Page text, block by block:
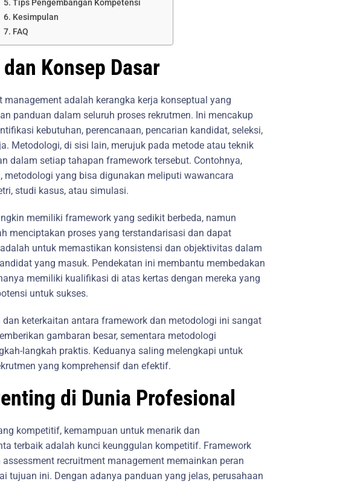
Tips Pengembangan Kompetensi
Kesimpulan
FAQ
Konsep Dasar
management adalah kerangka kerja konseptual yang
panduan dalam seluruh proses rekrutmen. Ini mencakup
kebutuhan, perencanaan, pencarian kandidat, seleksi,
Metodologi, di sisi lain, merujuk pada metode atau teknik
dalam setiap tahapan framework tersebut. Contohnya,
metodologi yang bisa digunakan meliputi wawancara
studi kasus, atau simulasi.
memiliki framework yang sedikit berbeda, namun
menciptakan proses yang terstandarisasi dan dapat
untuk memastikan konsistensi dan objektivitas dalam
yang masuk. Pendekatan ini membantu membedakan
memiliki kualifikasi di atas kertas dengan mereka yang
untuk sukses.
keterkaitan antara framework dan metodologi ini sangat
gambaran besar, sementara metodologi
langkah praktis. Keduanya saling melengkapi untuk
yang komprehensif dan efektif.
di Dunia Profesional
kompetitif, kemampuan untuk menarik dan
terbaik adalah kunci keunggulan kompetitif. Framework
recruitment management memainkan peran
tujuan ini. Dengan adanya panduan yang jelas, perusahaan